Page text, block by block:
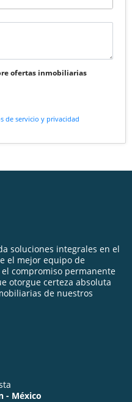
ofertas inmobiliarias
de servicio y privacidad
soluciones integrales en el
el mejor equipo de
compromiso permanente
otorgue certeza absoluta
de nuestros
- México